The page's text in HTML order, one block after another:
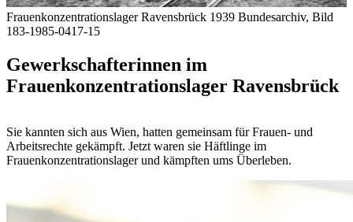
Frauenkonzentrationslager Ravensbrück 1939 Bundesarchiv, Bild
183-1985-0417-15
Gewerkschafterinnen im
Frauenkonzentrationslager Ravensbrück
Sie kannten sich aus Wien, hatten gemeinsam für Frauen- und
Arbeitsrechte gekämpft. Jetzt waren sie Häftlinge im
Frauenkonzentrationslager und kämpften ums Überleben.